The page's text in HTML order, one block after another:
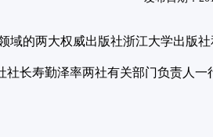
域的两大权威出版社浙江大学出版
社长寿勤泽率两社有关部门负责人